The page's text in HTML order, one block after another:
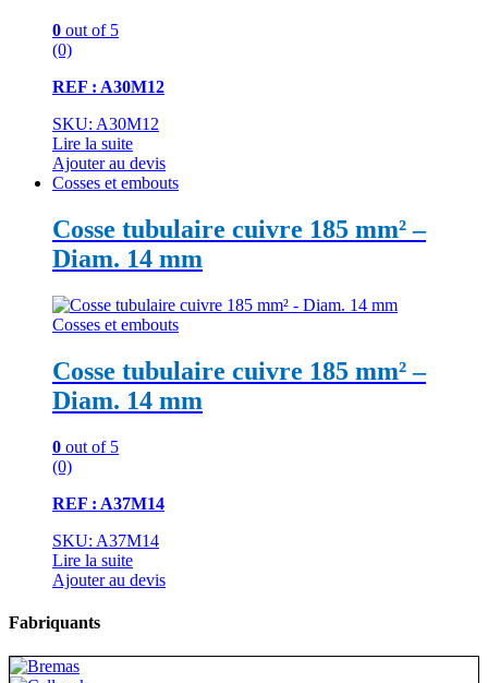
0 out of 5
(0)
REF : A30M12
SKU: A30M12
Lire la suite
Ajouter au devis
Cosses et embouts
Cosse tubulaire cuivre 185 mm² –
Diam. 14 mm
Cosses et embouts
Cosse tubulaire cuivre 185 mm² –
Diam. 14 mm
0 out of 5
(0)
REF : A37M14
SKU: A37M14
Lire la suite
Ajouter au devis
Fabriquants